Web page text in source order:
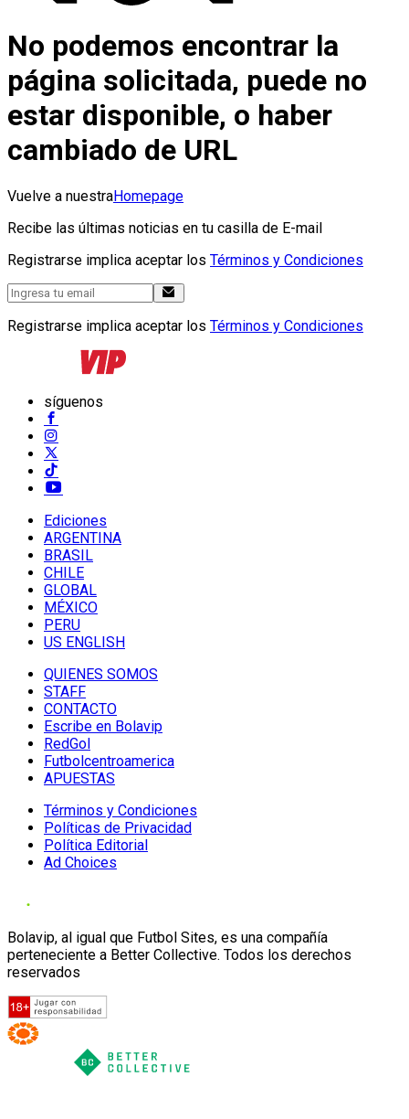
No podemos encontrar la
página solicitada, puede no
estar disponible, o haber
cambiado de URL
Vuelve a nuestraHomepage
Recibe las últimas noticias en tu casilla de E-mail
Registrarse implica aceptar los Términos y Condiciones
Registrarse implica aceptar los Términos y Condiciones
síguenos
Ediciones
ARGENTINA
BRASIL
CHILE
GLOBAL
MÉXICO
PERU
US ENGLISH
QUIENES SOMOS
STAFF
CONTACTO
Escribe en Bolavip
RedGol
Futbolcentroamerica
APUESTAS
Términos y Condiciones
Políticas de Privacidad
Política Editorial
Ad Choices
Bolavip, al igual que Futbol Sites, es una compañía
perteneciente a Better Collective. Todos los derechos
reservados